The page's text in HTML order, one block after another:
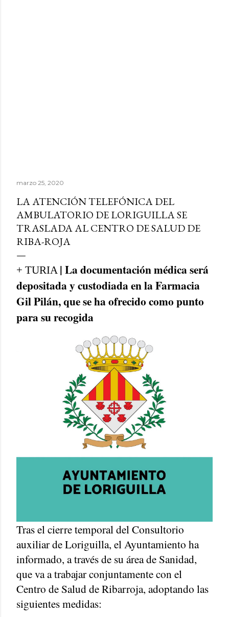
marzo 25, 2020
LA ATENCIÓN TELEFÓNICA DEL
AMBULATORIO DE LORIGUILLA SE
TRASLADA AL CENTRO DE SALUD DE
RIBA-ROJA
+ TURIA | La documentación médica será
depositada y custodiada en la Farmacia
Gil Pilán, que se ha ofrecido como punto
para su recogida
Tras el cierre temporal del Consultorio
auxiliar de Loriguilla, el Ayuntamiento ha
informado, a través de su área de Sanidad,
que va a trabajar conjuntamente con el
Centro de Salud de Ribarroja, adoptando las
siguientes medidas: